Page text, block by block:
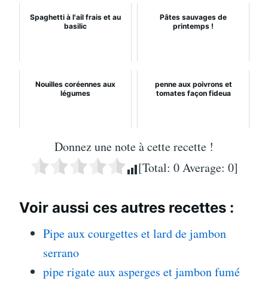
Spaghetti à l'ail frais et au
basilic
Pâtes sauvages de
printemps !
Nouilles coréennes aux
légumes
penne aux poivrons et
tomates façon fideua
Donnez une note à cette recette !
[Total: 0Average: 0]
Voir aussi ces autres recettes :
Pipe aux courgettes et lard de jambon
serrano
pipe rigate aux asperges et jambon fumé